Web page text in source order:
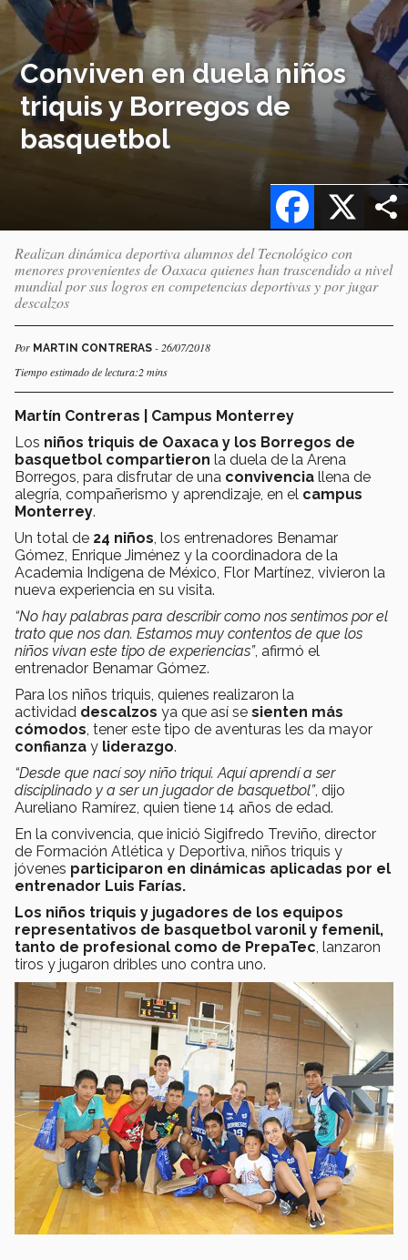
Conviven en duela niños
triquis y Borregos de
basquetbol
X
Facebook
Realizan dinámica deportiva alumnos del Tecnológico con
menores provenientes de Oaxaca quienes han trascendido a nivel
mundial por sus logros en competencias deportivas y por jugar
descalzos
Por MARTIN CONTRERAS - 26/07/2018
Tiempo estimado de lectura:2 mins
Martín Contreras | Campus Monterrey
Los niños triquis de Oaxaca y los Borregos de
basquetbol compartieron la duela de la Arena
Borregos, para disfrutar de una convivencia llena de
alegría, compañerismo y aprendizaje, en el campus
Monterrey.
Un total de 24 niños , los entrenadores Benamar
Gómez, Enrique Jiménez y la coordinadora de la
Academia Indígena de México, Flor Martínez, vivieron la
nueva experiencia en su visita.
“No hay palabras para describir como nos sentimos por el
trato que nos dan. Estamos muy contentos de que los
niños vivan este tipo de experiencias”, afirmó el
entrenador Benamar Gómez.
Para los niños triquis, quienes realizaron la
actividad descalzos ya que así se sienten más
cómodos , tener este tipo de aventuras les da mayor
confianza y liderazgo.
“Desde que nací soy niño triqui. Aquí aprendí a ser
disciplinado y a ser un jugador de basquetbol”, dijo
Aureliano Ramírez, quien tiene 14 años de edad.
En la convivencia, que inició Sigifredo Treviño, director
de Formación Atlética y Deportiva, niños triquis y
jóvenes participaron en dinámicas aplicadas por el
entrenador Luis Farías.
Los niños triquis y jugadores de los equipos
representativos de basquetbol varonil y femenil,
tanto de profesional como de PrepaTec , lanzaron
tiros y jugaron dribles uno contra uno.